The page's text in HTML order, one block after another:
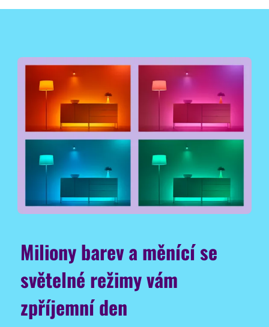
Miliony barev a měnící se
světelné režimy vám
zpříjemní den